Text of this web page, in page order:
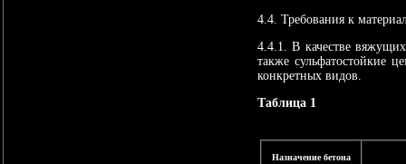
4.4. Требования к
4.4.1. В качестве
также сульфатостойкие
конкретных видов.
Таблица 1
Назначение бетона